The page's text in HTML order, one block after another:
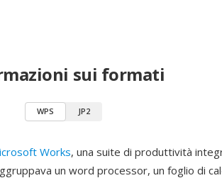
sui formati
WPS JP2
Works, una suite di produttività
un word processor, un foglio di